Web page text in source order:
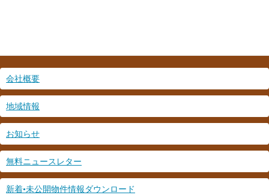
会社概要
地域情報
お知らせ
無料ニュースレター
新着•未公開物件情報ダウンロード